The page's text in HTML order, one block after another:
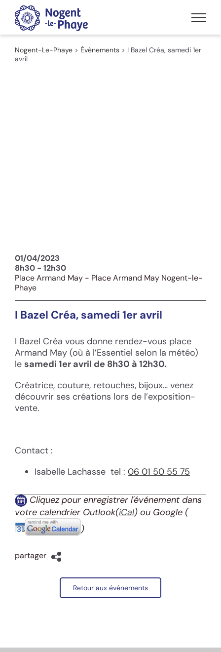
Passer
contenu
Nogent-Le-Phaye > Évènements > I Bazel Créa, samedi 1er
avril
01/04/2023
8h30 - 12h30
Place Armand May - Place Armand May Nogent-le-
Phaye
I Bazel Créa, samedi 1er avril
I Bazel Créa vous donne rendez-vous place
Armand May (où à l’Essentiel selon la météo)
le samedi 1er avril de 8h30 à 12h30.
Créatrice, couture, retouches, bijoux… venez
découvrir ses créations lors de l’exposition-
vente.
Contact :
Isabelle Lachasse tel : 06 01 50 55 75
Cliquez pour enregistrer l'événement dans
votre calendrier Outlook(iCal) ou Google (
)
partager
Retour aux événements